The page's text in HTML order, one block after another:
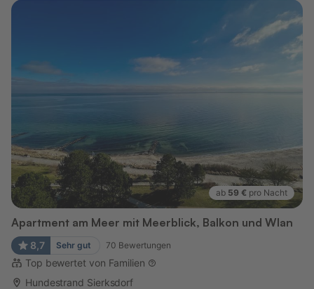
ab 59 € pro Nacht
Apartment am Meer mit Meerblick, Balkon und Wlan
8,7 Sehr gut 70 Bewertungen
Top bewertet von Familien
Hundestrand Sierksdorf